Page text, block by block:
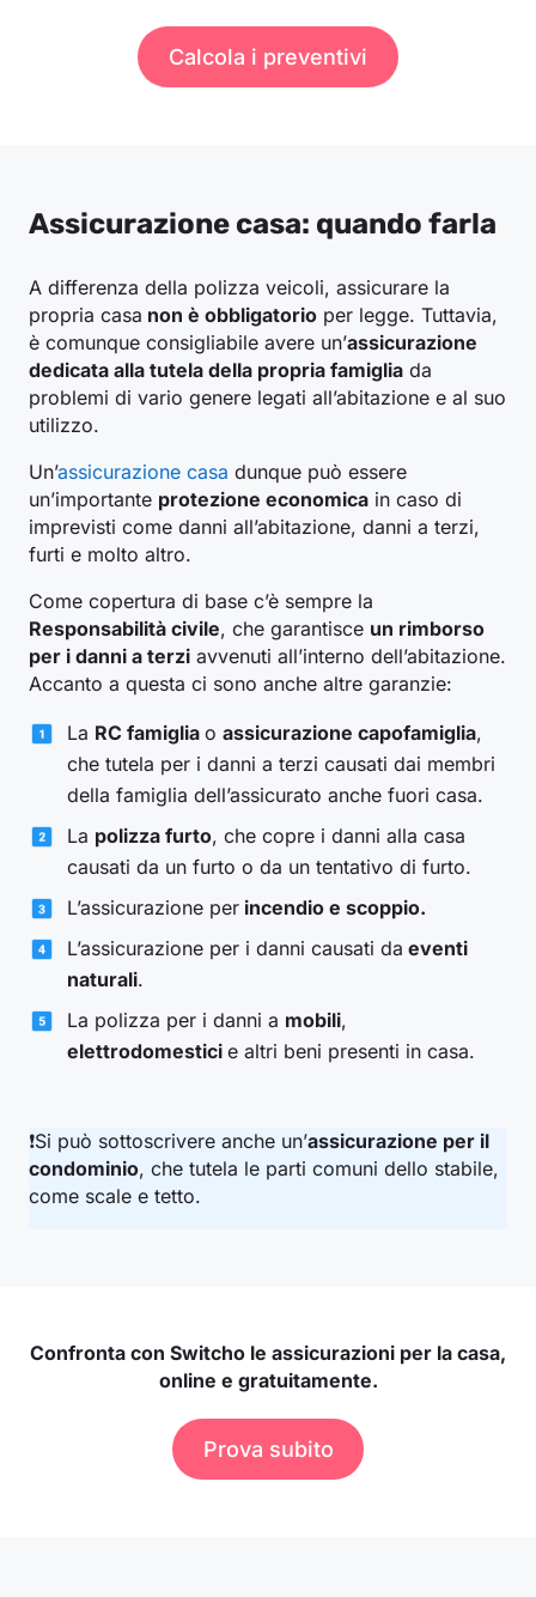
Calcola i preventivi
Assicurazione casa: quando farla
A differenza della polizza veicoli, assicurare la
propria casa non è obbligatorio per legge. Tuttavia,
è comunque consigliabile avere un’assicurazione
dedicata alla tutela della propria famiglia da
problemi di vario genere legati all’abitazione e al suo
utilizzo.
Un’assicurazione casa dunque può essere
un’importante protezione economica in caso di
imprevisti come danni all’abitazione, danni a terzi,
furti e molto altro.
Come copertura di base c’è sempre la
Responsabilità civile, che garantisce un rimborso
per i danni a terzi avvenuti all’interno dell’abitazione.
Accanto a questa ci sono anche altre garanzie:
La RC famiglia o assicurazione capofamiglia,
che tutela per i danni a terzi causati dai membri
della famiglia dell’assicurato anche fuori casa.
La polizza furto, che copre i danni alla casa
causati da un furto o da un tentativo di furto.
L’assicurazione perincendio e scoppio.
L’assicurazione per i danni causati da eventi
naturali.
La polizza per i danni a mobili,
elettrodomestici e altri beni presenti in casa.
❗Si può sottoscrivere anche un’assicurazione per il
condominio, che tutela le parti comuni dello stabile,
come scale e tetto.
Confronta con Switcho le assicurazioni per la casa,
online e gratuitamente.
Prova subito